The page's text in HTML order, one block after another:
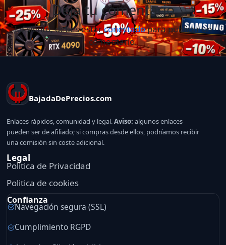
Deja tu comentario
Lo siento, debes estarconectadopara publicar un
comentario.
BajadaDePrecios.com
Enlaces rápidos, comunidad y legal.Aviso: algunos enlaces
pueden ser de afiliado; si compras desde ellos, podríamos recibir
una comisión sin coste adicional.
Legal
Politica de Privacidad
Politica de cookies
Confianza
Navegación segura (SSL)
Cumplimiento RGPD